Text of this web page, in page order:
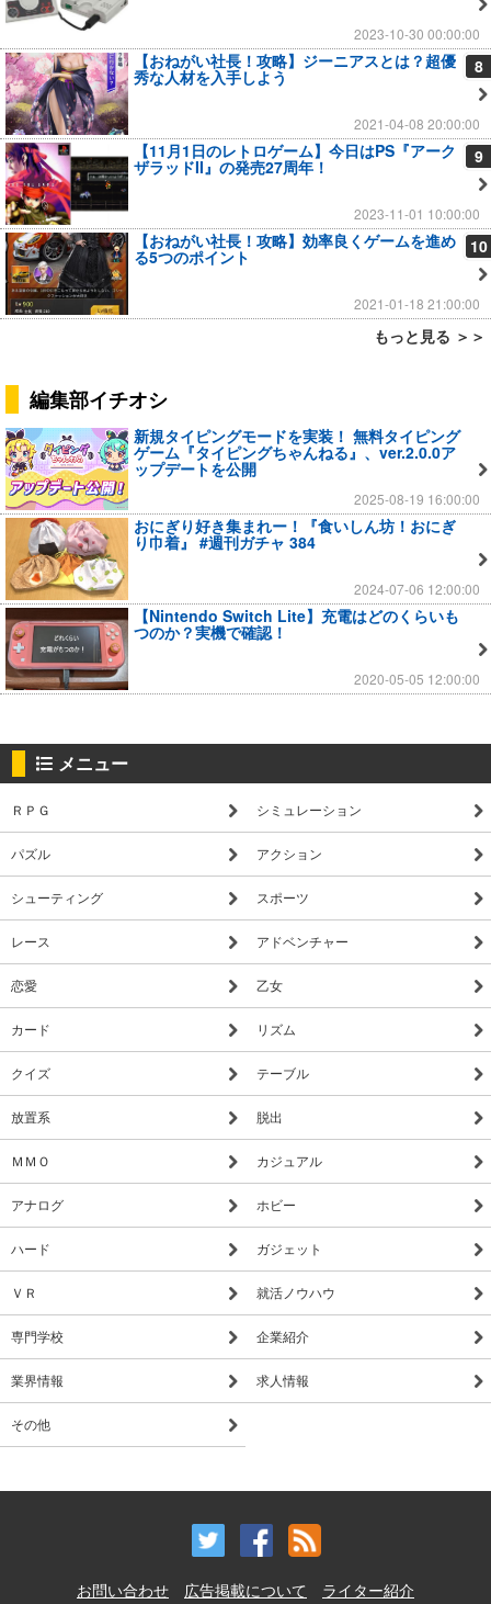
2023-10-30 00:00:00
8
【おねがい社長！攻略】ジーニアスとは？超優
秀な人材を入手しよう
2021-04-08 20:00:00
9
【11月1日のレトロゲーム】今日はPS『アーク
ザラッドII』の発売27周年！
2023-11-01 10:00:00
10
【おねがい社長！攻略】効率良くゲームを進め
る5つのポイント
2021-01-18 21:00:00
もっと見る ＞＞
編集部イチオシ
新規タイピングモードを実装！ 無料タイピング
ゲーム『タイピングちゃんねる』、ver.2.0.0ア
ップデートを公開
2025-08-19 16:00:00
おにぎり好き集まれー！『食いしん坊！おにぎ
り巾着』 #週刊ガチャ 384
2024-07-06 12:00:00
【Nintendo Switch Lite】充電はどのくらいも
つのか？実機で確認！
2020-05-05 12:00:00
メニュー
ＲＰＧ シミュレーション
パズル アクション
シューティング スポーツ
レース アドベンチャー
恋愛 乙女
カード リズム
クイズ テーブル
放置系 脱出
ＭＭＯ カジュアル
アナログ ホビー
ハード ガジェット
ＶＲ 就活ノウハウ
専門学校 企業紹介
業界情報 求人情報
その他
お問い合わせ 広告掲載について
ライター紹介